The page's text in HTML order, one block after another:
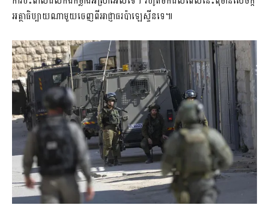
អត្ថាធិប្បាយណាមួយចេញពីអាជ្ញាធរប៉ាឡេស្ទីនទេ៕